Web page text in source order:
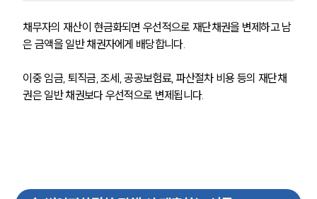
채무자의 재산이 현금화되면 우선적으로 재단채권을 변제하고 남
은 금액을 일반 채권자에게 배당합니다.
이중 임금, 퇴직금, 조세, 공공보험료, 파산절차 비용 등의 재단채
권은 일반 채권보다 우선적으로 변제됩니다.